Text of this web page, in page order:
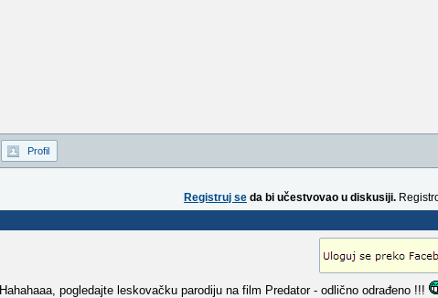
Profil
Registruj se da bi učestvovao u diskusiji.
Hahahaaa, pogledajte leskovačku parodiju na film Predator - odlično odrađeno !!!